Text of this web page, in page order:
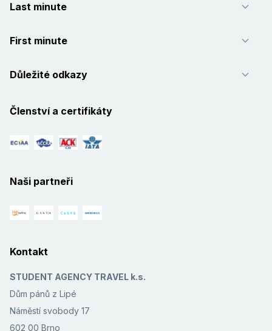
Last minute
First minute
Důležité odkazy
Členství a certifikáty
Naši partneři
Kontakt
STUDENT AGENCY TRAVEL k.s.
Dům pánů z Lipé
Náměstí svobody 17
602 00 Brno